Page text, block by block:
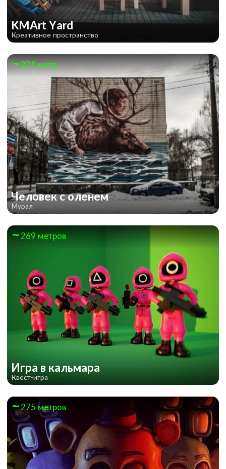
KMArt Yard
Креативное пространство
221 метр
Человек с оленем
Мурал
269 метров
Игра в кальмара
Квест-игра
275 метров